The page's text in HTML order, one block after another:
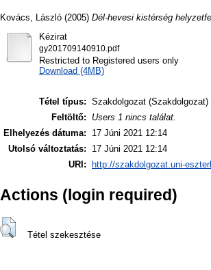
Kovács, László (2005) Dél-hevesi kistérség
Kézirat
gy201709140910.pdf
Restricted to Registered users only
Download (4MB)
Tétel típus: Szakdolgozat (Szakdolgozat)
Feltöltő:
Users 1 nincs találat.
Elhelyezés dátuma:
17 Júni 2021 12:14
Utolsó változtatás:
17 Júni 2021 12:14
URI:
http://szakdolgozat.uni-
Actions (login required)
Tétel szekesztése